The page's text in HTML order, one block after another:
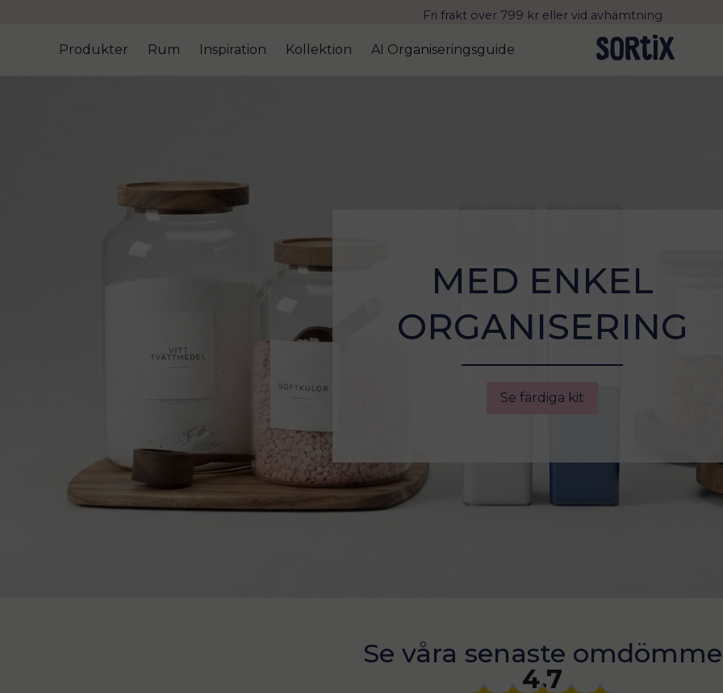
Fri frakt över 799 kr eller vid avhämtning
Leverans 2-4 arbetsdagar med Postnord
Produkter Rum Inspiration Kollektion AI Organiseringsguide
MED ENKEL
ORGANISERING
Se färdiga kit
Se våra senaste omdömme
4.7